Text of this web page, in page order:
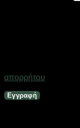
απορρήτου
Εγγραφή